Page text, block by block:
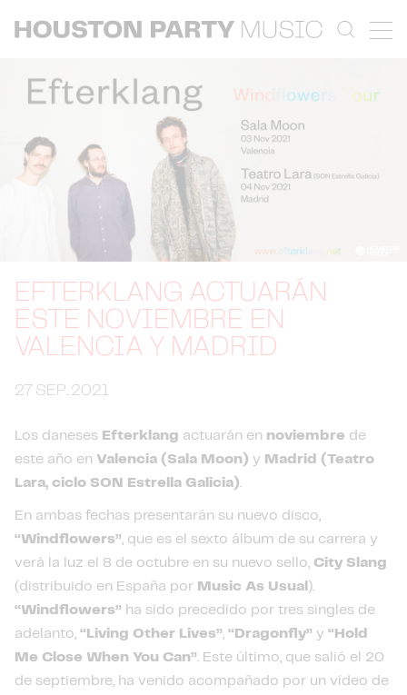
EFTERKLANG ACTUARÁN
ESTE NOVIEMBRE EN
VALENCIA Y MADRID
27 SEP. 2021
Los daneses Efterklang actuarán en noviembre de
este año en Valencia (Sala Moon) y Madrid (Teatro
Lara, ciclo SON Estrella Galicia).
En ambas fechas presentarán su nuevo disco,
“Windflowers”, que es el sexto álbum de su carrera y
verá la luz el 8 de octubre en su nuevo sello, City Slang
(distribuido en España por Music As Usual ).
“Windflowers” ha sido precedido por tres singles de
adelanto, “Living Other Lives”, “Dragonfly” y “Hold
Me Close When You Can”. Este último, que salió el 20
de septiembre, ha venido acompañado por un vídeo de